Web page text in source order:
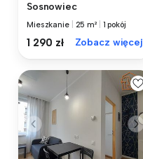
Sosnowiec
Mieszkanie 25 m² 1 pokój
1 290 zł Zobacz więcej